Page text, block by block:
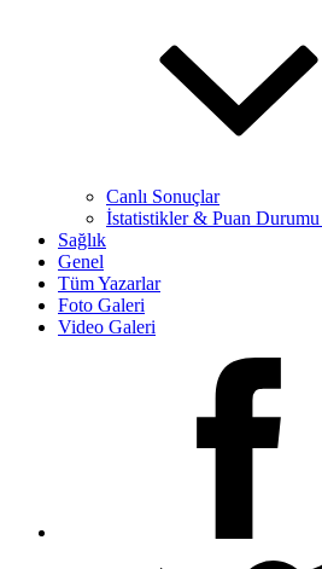
Canlı Sonuçlar
İstatistikler & Puan
Sağlık
Genel
Tüm Yazarlar
Foto Galeri
Video Galeri